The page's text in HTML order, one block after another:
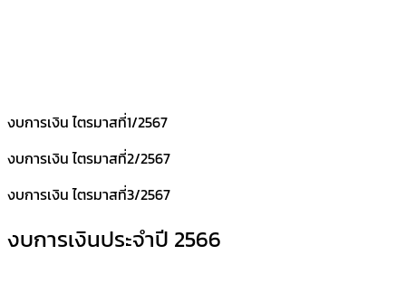
งบการเงิน ไตรมาสที่1/2567
งบการเงิน ไตรมาสที่2/2567
งบการเงิน ไตรมาสที่3/2567
งบการเงินประจำปี 2566